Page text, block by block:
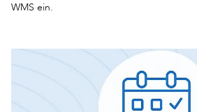
WMS ein.